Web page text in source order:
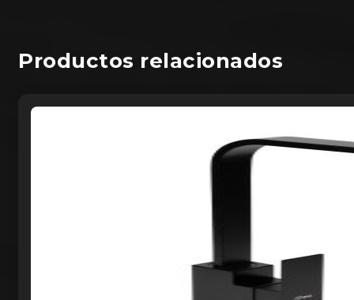
Productos relacionados